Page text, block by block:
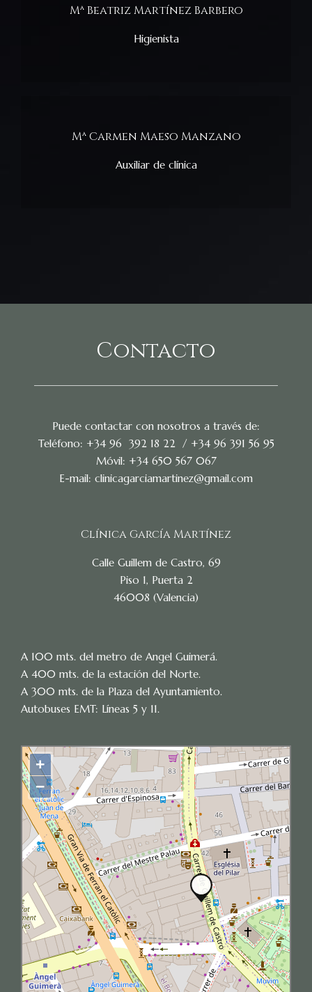
Mª Beatriz Martínez Barbero
Higienista
Mª Carmen Maeso Manzano
Auxiliar de clínica
Contacto
Puede contactar con nosotros a través de:
Teléfono: +34 96 392 18 22 / +34 96 391 56 95
Móvil: +34 650 567 067
E-mail: clinicagarciamartinez@gmail.com
Clínica García Martínez
Calle Guillem de Castro, 69
Piso 1, Puerta 2
46008 (Valencia)
A 100 mts. del metro de Angel Guimerá.
A 400 mts. de la estación del Norte.
A 300 mts. de la Plaza del Ayuntamiento.
Autobuses EMT: Líneas 5 y 11.
+
−